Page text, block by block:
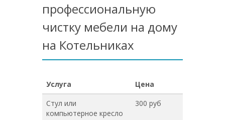
профессиональную
чистку мебели на дому
на Котельниках
Услуга
Цена
Стул или
компьютерное кресло
300 руб